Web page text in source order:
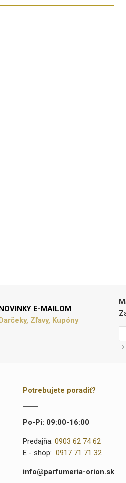
NOVINKY E-MAILOM
Darčeky, Zľavy, Kupóny
Potrebujete poradiť?
Po-Pi: 09:00-16:00
Predajňa:0903 62 74 62
E - shop:0917 71 71 32
info@parfumeria-orion.sk